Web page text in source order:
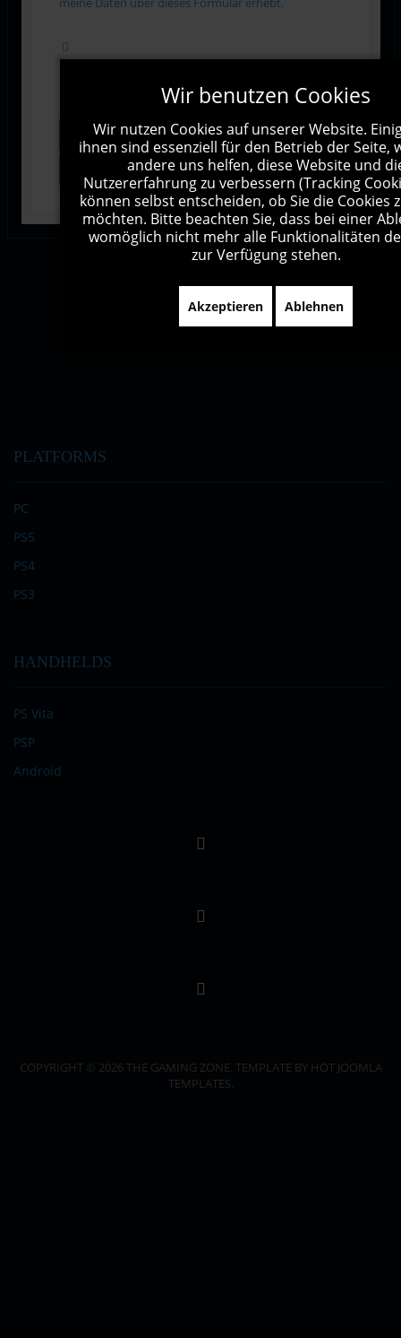
Vorschau
Senden
Zurücksetzen
Kontakt Sitemap
PLATFORMS
PC
PS5
PS4
PS3
HANDHELDS
PS Vita
PSP
Android
COPYRIGHT © 2026 THE GAMING ZONE. TEMPLATE BY HOT JOOMLA
TEMPLATES.
Wir benutzen Cookies
Wir nutzen Cookies auf unserer Website.
ihnen sind essenziell für den Betrieb der Seite,
andere uns helfen, diese Website und
Nutzererfahrung zu verbessern (Tracking
können selbst entscheiden, ob Sie die Cookies
möchten. Bitte beachten Sie, dass bei einer
womöglich nicht mehr alle Funktionalitäten
zur Verfügung stehen.
Akzeptieren Ablehnen